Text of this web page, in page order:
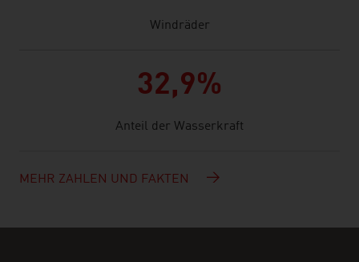
Windräder
32,9%
Anteil der Wasserkraft
MEHR ZAHLEN UND FAKTEN